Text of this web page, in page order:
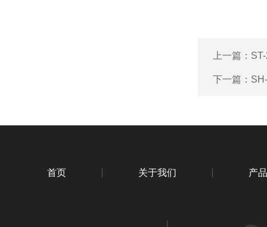
上一篇：
下一篇：
首页 关于我们 产